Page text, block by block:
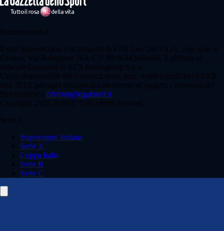
Numericalcio.it
Il sito Numericalcio.it di titolarità di FAB four 2013 S.r.l., con sede in
Firenze, Via Bolognese 263, C.F./PI 06342490486, è affiliato al
network Gazzanet di RCS Mediagroup S.p.a..
Unico responsabile dei contenuti (testi, foto, video e grafiche) è FAB
four 2013; per ogni comunicazione avente ad oggetto i contenuti del
Sito scrivere a fabfour@legalmail.it
Copyright 2021-2026 © Tutti i diritti riservati.
Serie A
Supercoppa Italiana
Serie A
Coppa Italia
Serie B
Serie C